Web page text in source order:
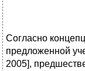
Согласно
предложенной
2005],